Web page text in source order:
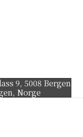
9, 5008 Bergen
, Norge